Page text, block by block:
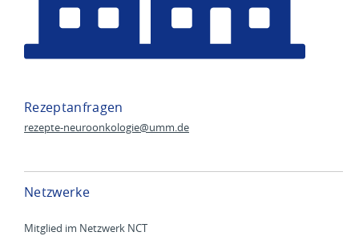
Rezeptanfragen
rezepte-neuroonkologie@umm.de
Netzwerke
Mitglied im Netzwerk NCT